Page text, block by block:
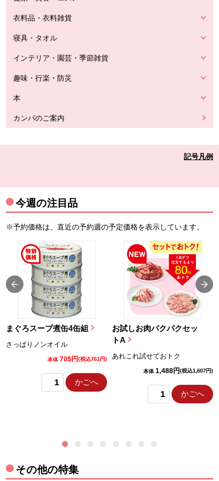
衣料品・衣料雑貨
寝具・タオル
インテリア・園芸・季節雑貨
趣味・行楽・防災
本
カンパのご案内
記号凡例
今週の注目品
※予約価格は、直近の予約週の予定価格を表示しています。
まぐろスープ煮缶4缶組
さっぱりノンオイル
本体 705円(税込761円)
かごへ
お試しお肉パクパクセッ
トA
あれこれ試せておトク
本体 1,488円(税込1,607円)
かごへ
その他の特集